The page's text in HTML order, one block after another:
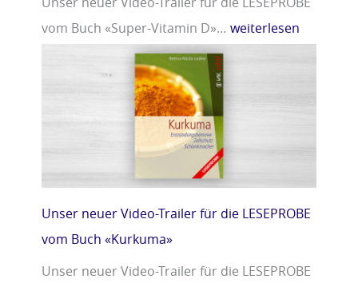
vom Buch «Super-Vitamin D»… weiterlesen
Unser neuer Video-Trailer für die LESEPROBE
vom Buch «Kurkuma»
Unser neuer Video-Trailer für die LESEPROBE